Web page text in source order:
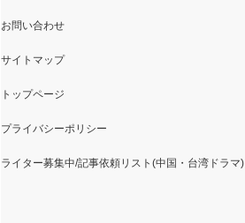
お問い合わせ
サイトマップ
トップページ
プライバシーポリシー
ライター募集中/記事依頼リスト(中国・台湾ドラマ)